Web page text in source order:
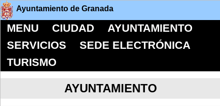
Ayuntamiento de Granada
MENU CIUDAD
AYUNTAMIENTO
SERVICIOS
SEDE ELECTRÓNICA
TURISMO
AYUNTAMIENTO